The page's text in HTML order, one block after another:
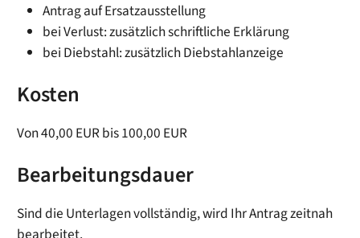
Antrag auf Ersatzausstellung
bei Verlust: zusätzlich schriftliche Erklärung
bei Diebstahl: zusätzlich Diebstahlanzeige
Kosten
Von 40,00 EUR bis 100,00 EUR
Bearbeitungsdauer
Sind die Unterlagen vollständig, wird Ihr Antrag zeitnah